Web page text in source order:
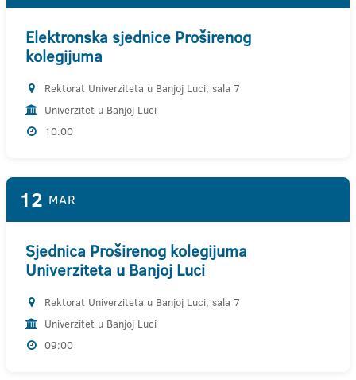
Elektronska sjednice Proširenog
kolegijuma
Rektorat Univerziteta u Banjoj Luci, sala 7
Univerzitet u Banjoj Luci
10:00
12 MAR
Sjednica Proširenog kolegijuma
Univerziteta u Banjoj Luci
Rektorat Univerziteta u Banjoj Luci, sala 7
Univerzitet u Banjoj Luci
09:00